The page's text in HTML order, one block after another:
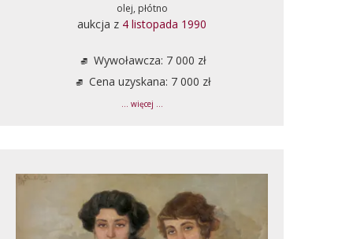
olej, płótno
aukcja z 4 listopada 1990
Wywoławcza: 7 000 zł
Cena uzyskana: 7 000 zł
... więcej ...